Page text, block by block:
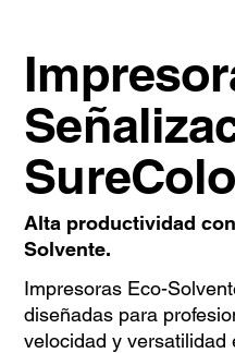
Alta productividad
Solvente.
Impresoras Eco-
diseñadas para
velocidad y